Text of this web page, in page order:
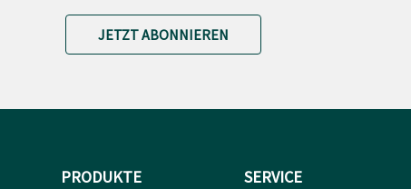
JETZT ABONNIEREN
PRODUKTE
SERVICE